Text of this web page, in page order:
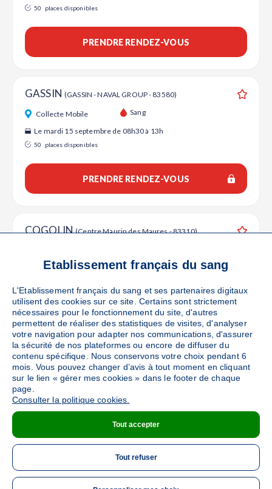
50 places disponibles
PRENDRE RENDEZ-VOUS
GASSIN (GASSIN - NAVAL GROUP - 83580)
Collecte Mobile Sang
Le mardi 15 septembre de 08h30 à 13h
50 places disponibles
PRENDRE RENDEZ-VOUS
COGOLIN(Centre Maurin des Maures - 83310)
Le mardi 06 octobre de 08h à 12h30
PRENDRE RENDEZ-VOUS
LA CROIX VALMER(Place des Palmiers - 83420)
Le mercredi 14 octobre de 08h à 12h30
DÉTAILS DE LA COLLECTE
Etablissement français du sang
L'Etablissement français du sang et ses partenaires digitaux
utilisent des cookies sur ce site. Certains sont strictement
nécessaires pour le fonctionnement du site, d'autres
permettent de réaliser des statistiques de visites, d'analyser
votre navigation pour adapter nos communications, d'assurer
la sécurité de nos plateformes ou encore de diffuser du
contenu spécifique. Nous conservons votre choix pendant 6
mois. Vous pouvez changer d’avis à tout moment en cliquant
sur le lien « gérer mes cookies » dans le footer de chaque
page.
Consulter la politique cookies.
Tout accepter
Tout refuser